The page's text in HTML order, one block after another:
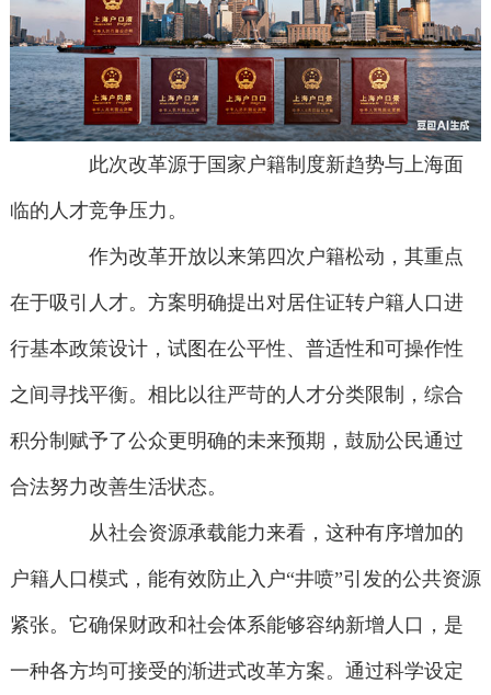
此次改革源于国家户籍制度新趋势与上海面
临的人才竞争压力。
作为改革开放以来第四次户籍松动，其重点
在于吸引人才。方案明确提出对居住证转户籍人口进
行基本政策设计，试图在公平性、普适性和可操作性
之间寻找平衡。相比以往严苛的人才分类限制，综合
积分制赋予了公众更明确的未来预期，鼓励公民通过
合法努力改善生活状态。
从社会资源承载能力来看，这种有序增加的
户籍人口模式，能有效防止入户“井喷”引发的公共资源
紧张。它确保财政和社会体系能够容纳新增人口，是
一种各方均可接受的渐进式改革方案。通过科学设定